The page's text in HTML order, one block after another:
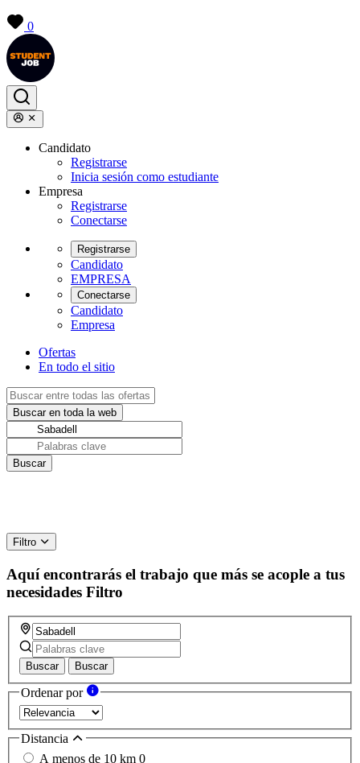
0
Candidato
Registrarse
Inicia sesión como estudiante
Empresa
Registrarse
Conectarse
Registrarse
Candidato
EMPRESA
Conectarse
Candidato
Empresa
Ofertas
En todo el sitio
Filtro
Aquí encontrarás el trabajo que más se acople a tus
necesidades Filtro
Buscar Buscar
Ordenar por
Distancia
A menos de 10 km 0